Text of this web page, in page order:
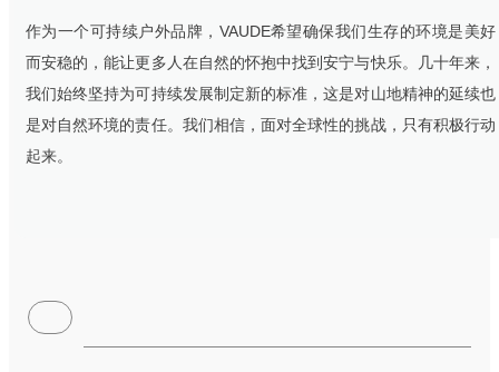
作为一个可持续户外品牌，VAUDE希望确保我们生存的环境是美好
而安稳的，能让更多人在自然的怀抱中找到安宁与快乐。几十年来，
我们始终坚持为可持续发展制定新的标准，这是对山地精神的延续也
是对自然环境的责任。我们相信，面对全球性的挑战，只有积极行动
起来。